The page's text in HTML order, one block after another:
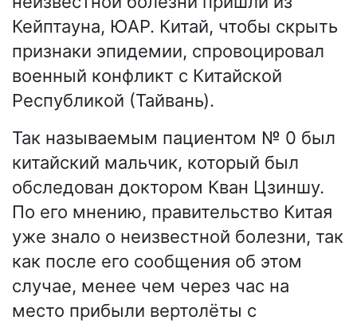
Кейптауна, ЮАР. Китай, чтобы скрыть
признаки эпидемии, спровоцировал
военный конфликт с Китайской
Республикой (Тайвань).
Так называемым пациентом № 0 был
китайский мальчик, который был
обследован доктором Кван Цзиншу.
По его мнению, правительство Китая
уже знало о неизвестной болезни, так
как после его сообщения об этом
случае, менее чем через час на
место прибыли вертолёты с